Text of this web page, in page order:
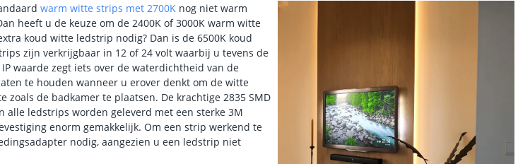
warm witte strips met 2700K nog niet warm
heeft u de keuze om de 2400K of 3000K warm witte
koud witte ledstrip nodig? Dan is de 6500K koud
zijn verkrijgbaar in 12 of 24 volt waarbij u tevens de
IP waarde zegt iets over de waterdichtheid van de
te houden wanneer u erover denkt om de witte
de badkamer te plaatsen. De krachtige 2835 SMD
alle ledstrips worden geleverd met een sterke 3M
enorm gemakkelijk. Om een strip werkend te
nodig, aangezien u een ledstrip niet